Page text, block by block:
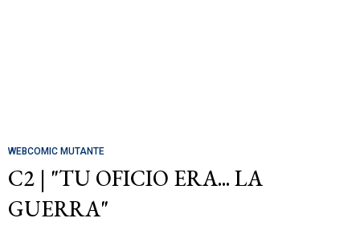
WEBCOMIC MUTANTE
C2 | "TU OFICIO ERA... LA
GUERRA"